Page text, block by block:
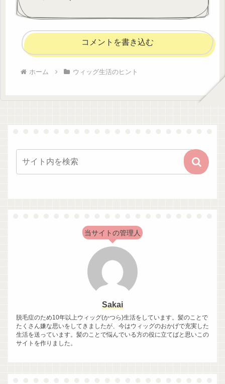
コメントを書き込む
ホーム ウィッグ生活のヒント
当サイトの管理人
Sakai
脱毛症のため10年以上ウィッグ(かつら)生活をしています。髪のことで
たくさん嫌な思いをしてきましたが、今はウィッグのおかげで充実した
生活を送っています。髪のことで悩んでいる方の役に立てばと思いこの
サイトを作りました。